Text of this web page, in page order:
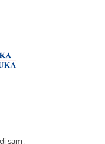
sam ,